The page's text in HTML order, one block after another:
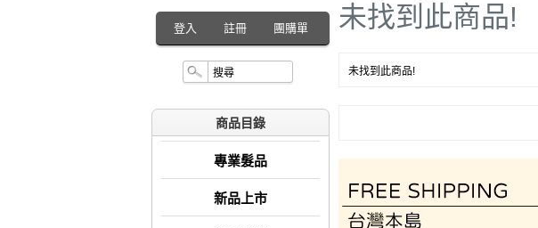
登入 註冊 團購單
商品目錄
專業髮品
新品上市
未找到此商品!
未找到此商品!